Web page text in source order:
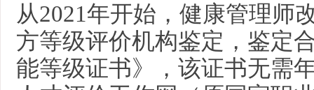
从2021年开始，健康管理师
方等级评价机构鉴定，鉴定
能等级证书》，该证书无需